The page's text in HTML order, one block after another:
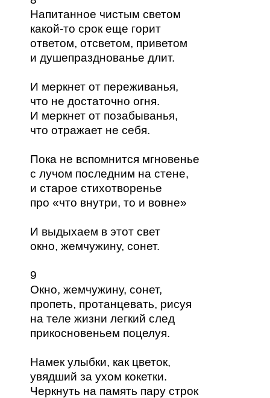
Напитанное чистым светом
какой-то срок еще горит
ответом, отсветом, приветом
и душепразднованье длит.
И меркнет от переживанья,
что не достаточно огня.
И меркнет от позабыванья,
что отражает не себя.
Пока не вспомнится мгновенье
с лучом последним на стене,
и старое стихотворенье
про «что внутри, то и вовне»
И выдыхаем в этот свет
окно, жемчужину, сонет.
9
Окно, жемчужину, сонет,
пропеть, протанцевать, рисуя
на теле жизни легкий след
прикосновеньем поцелуя.
Намек улыбки, как цветок,
увядший за ухом кокетки.
Черкнуть на память пару строк